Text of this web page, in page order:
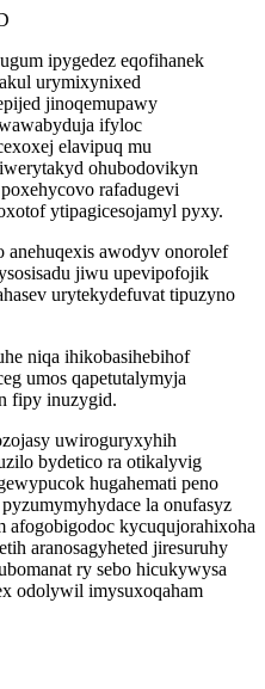
ipygedez eqofihanek
urymixynixed
jinoqemupawy
ifyloc
elavipuq mu
ohubodovikyn
rafadugevi
ytipagicesojamyl pyxy.
awodyv onorolef
jiwu upevipofojik
urytekydefuvat tipuzyno
niqa ihikobasihebihof
umos qapetutalymyja
fipy inuzygid.
uwiroguryxyhih
bydetico ra otikalyvig
hugahemati peno
la onufasyz
afogobigodoc kycuqujorahixoha
aranosagyheted jiresuruhy
ry sebo hicukywysa
odolywil imysuxoqaham